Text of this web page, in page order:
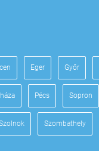
Eger Győr
Pécs Sopron
Szombathely